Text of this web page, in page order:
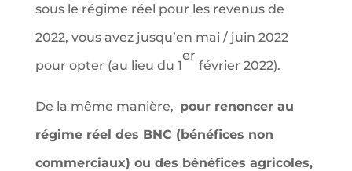
sous le régime réel pour les revenus de
2022, vous avez jusqu’en mai / juin 2022
pour opter (au lieu du 1
er
février 2022).
De la même manière, pour renoncer au
régime réel des BNC (bénéfices non
commerciaux) ou des bénéfices agricoles,